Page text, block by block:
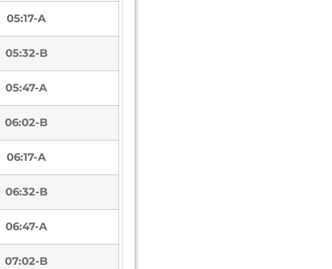
05:17-A
05:32-B
05:47-A
06:02-B
06:17-A
06:32-B
06:47-A
07:02-B